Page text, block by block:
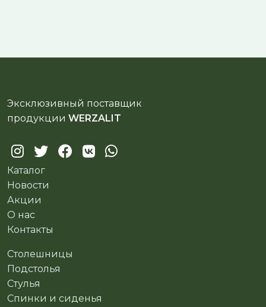
Эксклюзивный поставщик
продукции WERZALIT
Каталог
Новости
Акции
О нас
Контакты
Столешницы
Подстолья
Стулья
Спинки и сиденья